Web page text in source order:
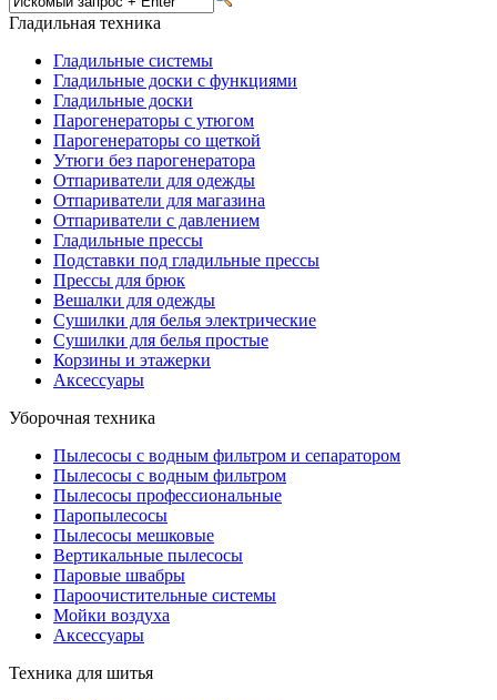
Гладильная техника
Гладильные системы
Гладильные доски с функциями
Гладильные доски
Парогенераторы с утюгом
Парогенераторы со щеткой
Утюги без парогенератора
Отпариватели для одежды
Отпариватели для магазина
Отпариватели с давлением
Гладильные прессы
Подставки под гладильные прессы
Прессы для брюк
Вешалки для одежды
Сушилки для белья электрические
Сушилки для белья простые
Корзины и этажерки
Аксессуары
Уборочная техника
Пылесосы с водным фильтром и сепаратором
Пылесосы с водным фильтром
Пылесосы профессиональные
Паропылесосы
Пылесосы мешковые
Вертикальные пылесосы
Паровые швабры
Пароочистительные системы
Мойки воздуха
Аксессуары
Техника для шитья